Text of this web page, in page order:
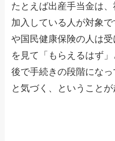
たとえば出産手当金は
加入している人が対象
や国民健康保険の人は
を見て「もらえるはず
後で手続きの段階にな
と気づく、ということが